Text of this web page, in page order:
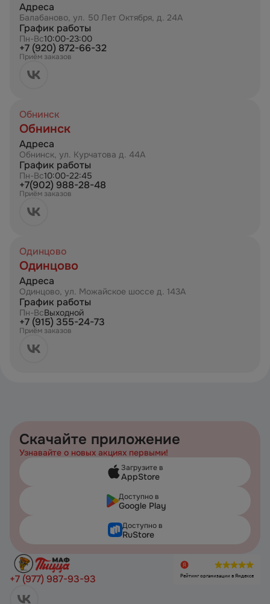
Адреса
Балабаново, ул. 50 Лет Октября, д. 24А
График работы
Пн-Вс10:00-23:00
+7 (920) 872-66-32
Приём заказов
Обнинск
Обнинск
Адреса
Обнинск, ул. Курчатова д. 44А
График работы
Пн-Вс10:00-22:45
+7(902) 988-28-48
Приём заказов
Одинцово
Одинцово
Адреса
Одинцово, ул. Можайское шоссе д. 143А
График работы
Пн-ВсВыходной
+7 (915) 355-24-73
Приём заказов
Скачайте приложение
Узнавайте о новых акциях первыми!
Загрузите в
AppStore
Доступно в
Google Play
Доступно в
RuStore
+7 (977) 987-93-93 Рейтинг организации в Яндексе